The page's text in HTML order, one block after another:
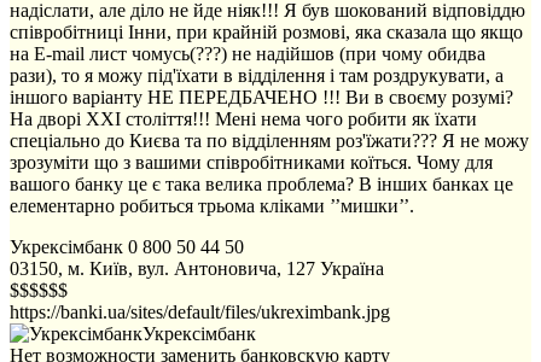
надіслати, але діло не йде ніяк!!! Я був шокований відповіддю
співробітниці Інни, при крайній розмові, яка сказала що якщо
на E-mail лист чомусь(???) не надійшов (при чому обидва
рази), то я можу під'їхати в відділення і там роздрукувати, а
іншого варіанту НЕ ПЕРЕДБАЧЕНО !!! Ви в своєму розумі?
На дворі ХХІ століття!!! Мені нема чого робити як їхати
спеціально до Києва та по відділенням роз'їжати??? Я не можу
зрозуміти що з вашими співробітниками коїться. Чому для
вашого банку це є така велика проблема? В інших банках це
елементарно робиться трьома кліками ’’мишки’’.
Укрексімбанк 0 800 50 44 50
03150, м. Київ, вул. Антоновича, 127 Україна
$$$$$$
https://banki.ua/sites/default/files/ukreximbank.jpg
Укрексімбанк
Нет возможности заменить банковскую карту